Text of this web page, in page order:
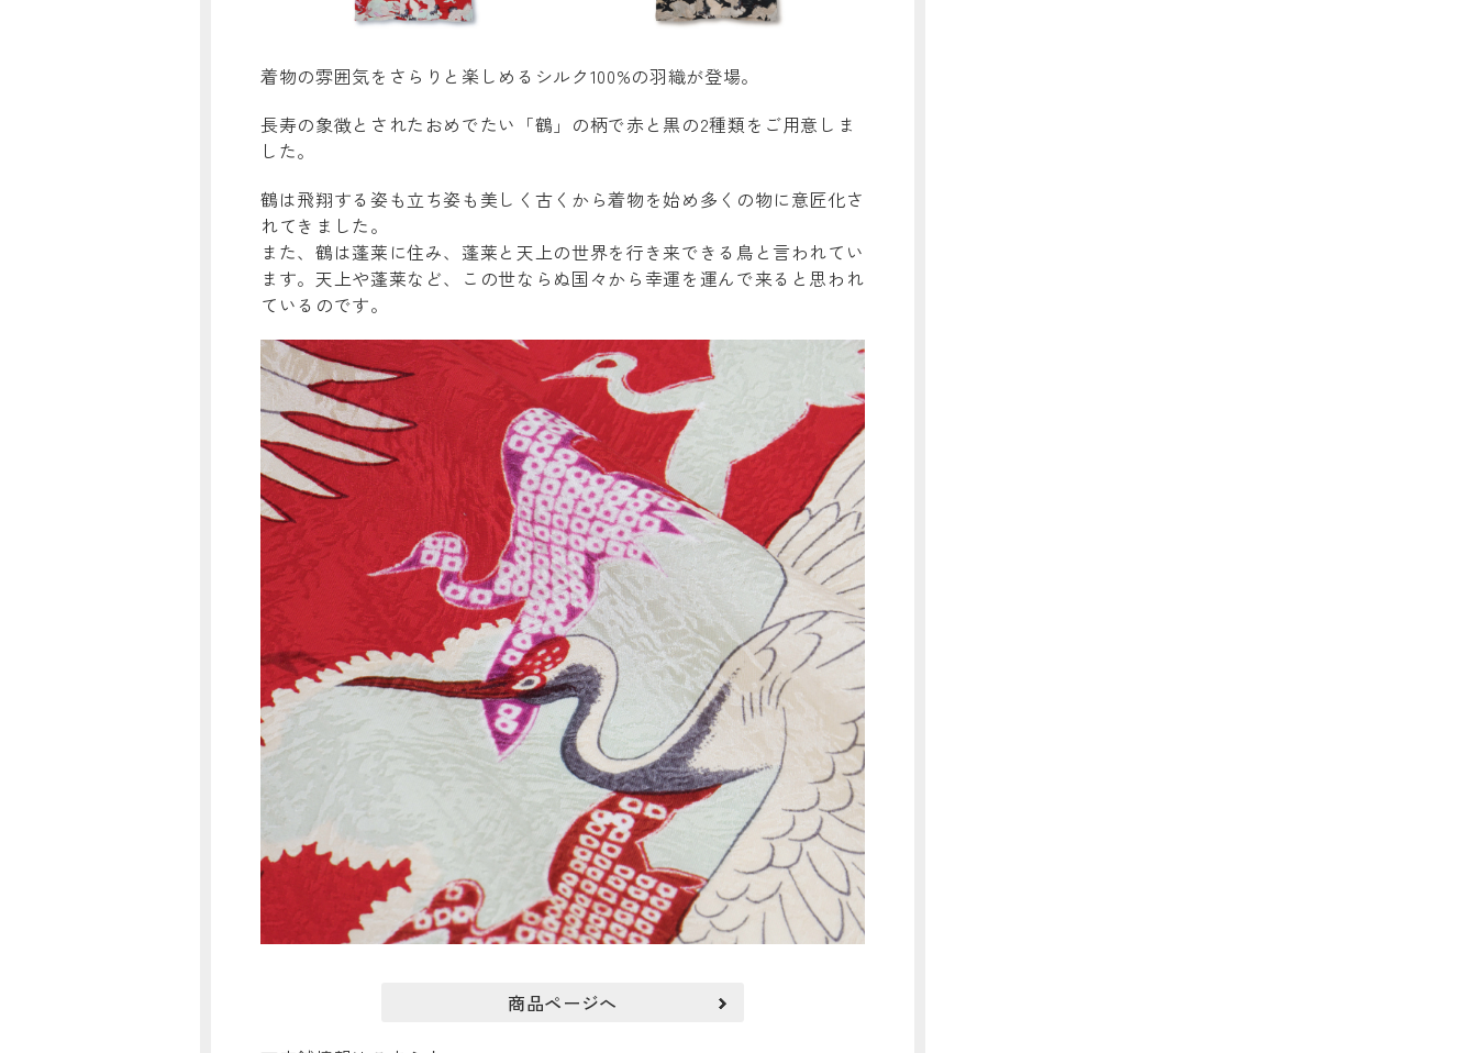
着物の雰囲気をさらりと楽しめるシルク100%の羽織が登場。
長寿の象徴とされたおめでたい「鶴」の柄で赤と黒の2種類をご用意しま
した。
鶴は飛翔する姿も立ち姿も美しく古くから着物を始め多くの物に意匠化さ
れてきました。
また、鶴は蓬莱に住み、蓬莱と天上の世界を行き来できる鳥と言われてい
ます。天上や蓬莱など、この世ならぬ国々から幸運を運んで来ると思われ
ているのです。
商品ページへ